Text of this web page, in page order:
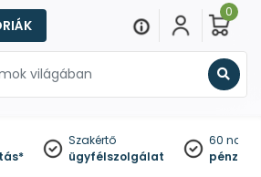
0
Szakértő
ügyfélszolgálat
60